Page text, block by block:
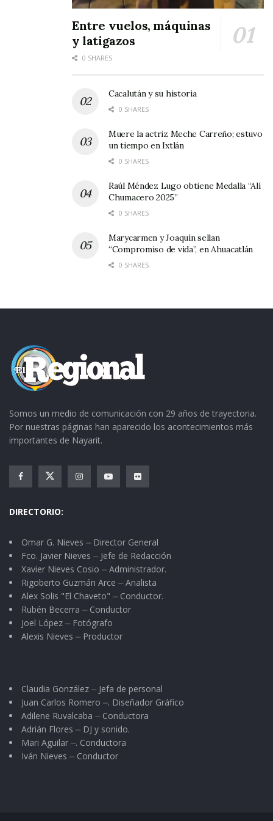
Entre vuelos, máquinas
y latigazos
0 SHARES
Cacalután y su historia
0 SHARES
Muere la actriz Meche Carreño; estuvo
un tiempo en Ixtlán
0 SHARES
Raúl Méndez Lugo obtiene Medalla “Alí
Chumacero 2025”
0 SHARES
Marycarmen y Joaquín sellan
“Compromiso de vida”, en Ahuacatlán
0 SHARES
Somos un medio de comunicación con 29 años de trayectoria.
Por nuestras páginas han aparecido los acontecimientos más
importantes de Nayarit.
DIRECTORIO:
Omar G. Nieves ⏤ Director General
Fco. Javier Nieves ⏤ Jefe de Redacción
Xavier Nieves Cosio ⏤ Administrador.
Rigoberto Guzmán Arce ⏤ Analista
Alex Solis "El Chaveto" ⏤ Conductor.
Rubén Becerra ⏤ Conductor
Joel López ⏤ Fotógrafo
Alexis Nieves ⏤ Productor
Claudia González ⏤ Jefa de personal
Juan Carlos Romero ⏤. Diseñador Gráfico
Adilene Ruvalcaba ⏤ Conductora
Adrián Flores ⏤ DJ y sonido.
Mari Aguilar ⏤. Conductora
Iván Nieves ⏤ Conductor